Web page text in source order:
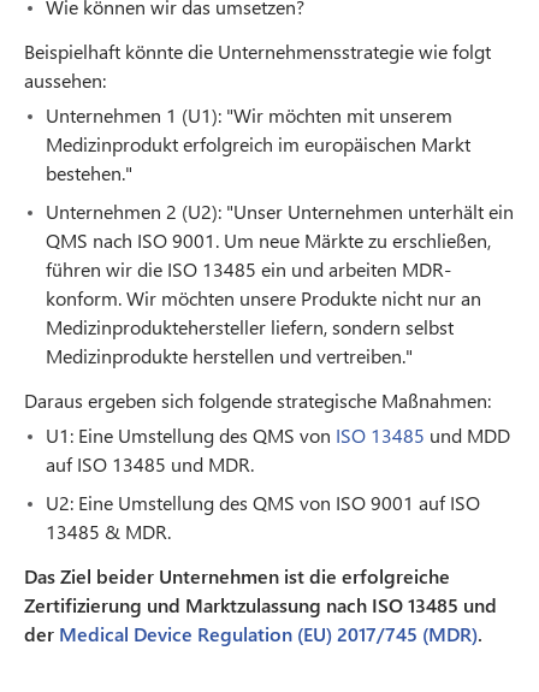
Wie können wir das umsetzen?
Beispielhaft könnte die Unternehmensstrategie wie folgt
aussehen:
Unternehmen 1 (U1): "Wir möchten mit unserem
Medizinprodukt erfolgreich im europäischen Markt
bestehen."
Unternehmen 2 (U2): "Unser Unternehmen unterhält ein
QMS nach ISO 9001. Um neue Märkte zu erschließen,
führen wir die ISO 13485 ein und arbeiten MDR-
konform. Wir möchten unsere Produkte nicht nur an
Medizinproduktehersteller liefern, sondern selbst
Medizinprodukte herstellen und vertreiben."
Daraus ergeben sich folgende strategische Maßnahmen:
U1: Eine Umstellung des QMS von ISO 13485 und MDD
auf ISO 13485 und MDR.
U2: Eine Umstellung des QMS von ISO 9001 auf ISO
13485 & MDR.
Das Ziel beider Unternehmen ist die erfolgreiche
Zertifizierung und Marktzulassung nach ISO 13485 und
der Medical Device Regulation (EU) 2017/745 (MDR).